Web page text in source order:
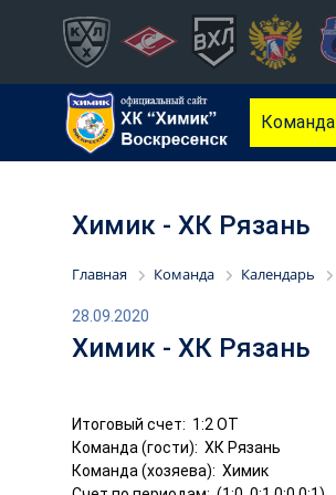
Команда
Химик - ХК Рязань
Главная Команда Календарь
28.09.2020
Химик - ХК Рязань
Итоговый счет: 1:2 ОТ
Команда (гости): ХК Рязань
Команда (хозяева): Химик